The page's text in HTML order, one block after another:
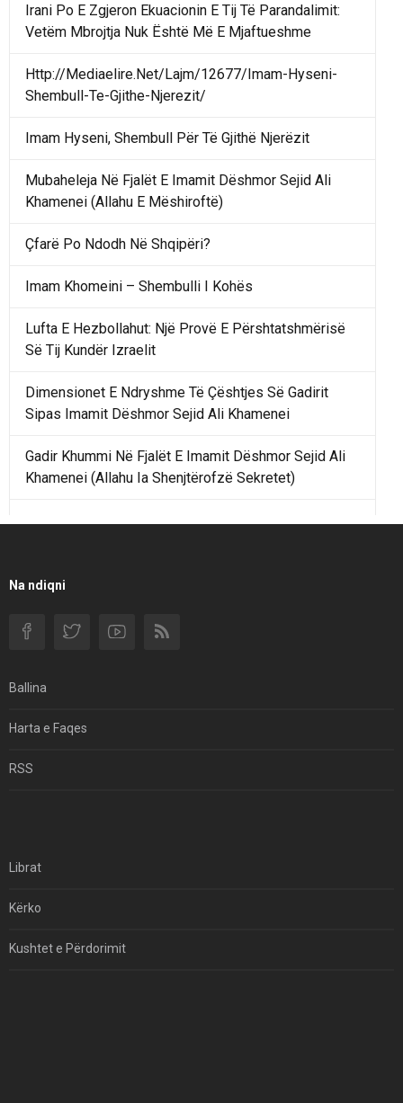
Irani Po E Zgjeron Ekuacionin E Tij Të Parandalimit:
Vetëm Mbrojtja Nuk Është Më E Mjaftueshme
Http://Mediaelire.Net/Lajm/12677/Imam-Hyseni-
Shembull-Te-Gjithe-Njerezit/
Imam Hyseni, Shembull Për Të Gjithë Njerëzit
Mubaheleja Në Fjalët E Imamit Dëshmor Sejid Ali
Khamenei (Allahu E Mëshiroftë)
Çfarë Po Ndodh Në Shqipëri?
Imam Khomeini – Shembulli I Kohës
Lufta E Hezbollahut: Një Provë E Përshtatshmërisë
Së Tij Kundër Izraelit
Dimensionet E Ndryshme Të Çështjes Së Gadirit
Sipas Imamit Dëshmor Sejid Ali Khamenei
Gadir Khummi Në Fjalët E Imamit Dëshmor Sejid Ali
Khamenei (Allahu Ia Shenjtërofzë Sekretet)
Filmi I Shkurtër Iranian “Pasta Alfredo” Ka Udhëtuar
Na ndiqni
Ballina
Harta e Faqes
RSS
Librat
Kërko
Kushtet e Përdorimit